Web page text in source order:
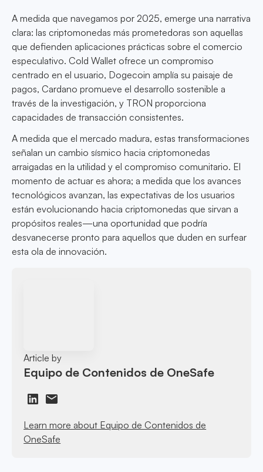
A medida que navegamos por 2025, emerge una narrativa
clara: las criptomonedas más prometedoras son aquellas
que defienden aplicaciones prácticas sobre el comercio
especulativo. Cold Wallet ofrece un compromiso
centrado en el usuario, Dogecoin amplía su paisaje de
pagos, Cardano promueve el desarrollo sostenible a
través de la investigación, y TRON proporciona
capacidades de transacción consistentes.
A medida que el mercado madura, estas transformaciones
señalan un cambio sísmico hacia criptomonedas
arraigadas en la utilidad y el compromiso comunitario. El
momento de actuar es ahora; a medida que los avances
tecnológicos avanzan, las expectativas de los usuarios
están evolucionando hacia criptomonedas que sirvan a
propósitos reales—una oportunidad que podría
desvanecerse pronto para aquellos que duden en surfear
esta ola de innovación.
Article by
Equipo de Contenidos de OneSafe
Learn more about Equipo de Contenidos de
OneSafe